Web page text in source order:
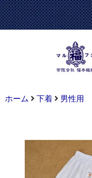
ホーム 下着 男性用